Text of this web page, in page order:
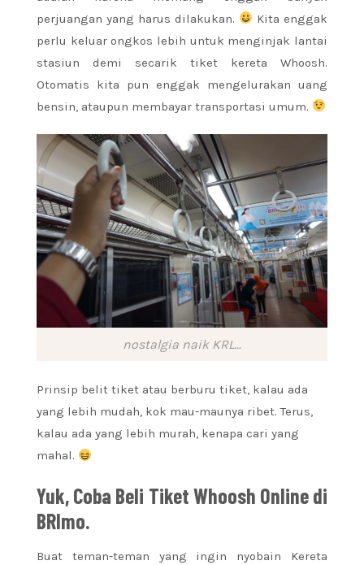
perjuangan yang harus dilakukan.
Kita enggak
perlu keluar ongkos lebih untuk menginjak lantai
stasiun demi secarik tiket kereta Whoosh.
Otomatis kita pun enggak mengelurakan uang
bensin, ataupun membayar transportasi umum.
nostalgia naik KRL…
Prinsip belit tiket atau berburu tiket, kalau ada
yang lebih mudah, kok mau-maunya ribet. Terus,
kalau ada yang lebih murah, kenapa cari yang
mahal.
Yuk, Coba Beli Tiket Whoosh Online di
BRImo.
Buat teman-teman yang ingin nyobain Kereta